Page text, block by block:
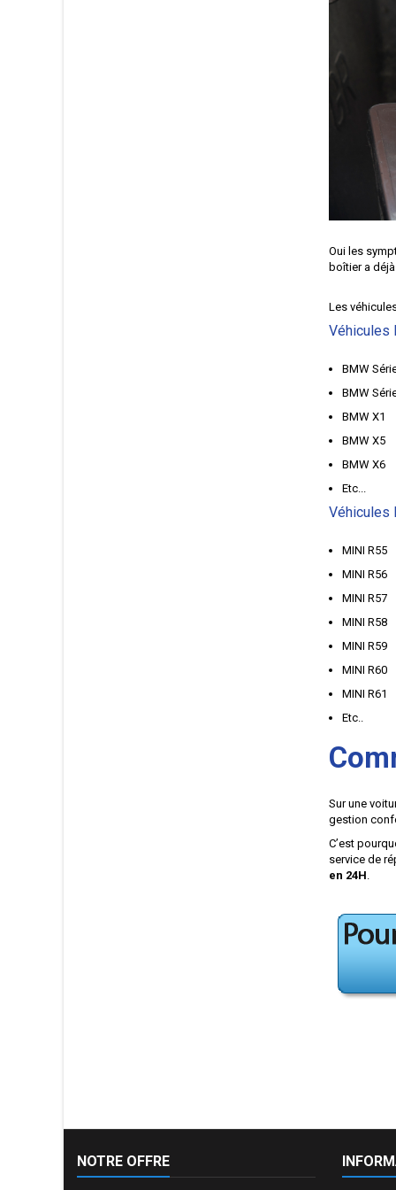
Oui les
boîtier a
Les
Véhicules
BMW
BMW
BMW X1
BMW X5
BMW X6
Etc...
Véhicules
MINI R55
MINI R56
MINI R57
MINI R58
MINI R59
MINI R60
MINI R61
Etc..
Sur une
gestion
C’est
service de
en 24H.
NOTRE OFFRE